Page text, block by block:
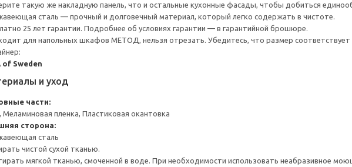
такую же накладную панель, что и остальные кухонные фасады, чтобы добиться
сталь — прочный и долговечный материал, который легко содержать в чистоте.
25 лет гарантии. Подробнее об условиях гарантии — в гарантийной брошюре.
для напольных шкафов МЕТОД, нельзя отрезать. Убедитесь, что размер
of Sweden
и уход
части:
пленка, Пластиковая окантовка
сторона:
сталь
чистой сухой тканью.
мягкой тканью, смоченной в воде. При необходимости использовать неабразивное